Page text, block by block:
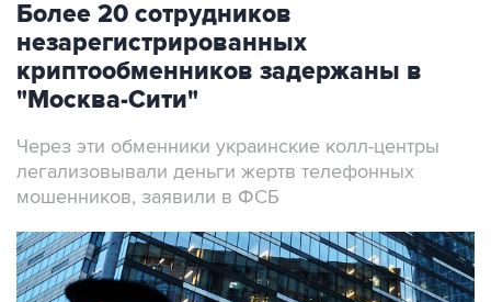
Более 20 сотрудников
незарегистрированных
криптообменников задержаны в
"Москва-Сити"
Через эти обменники украинские колл-центры
легализовывали деньги жертв телефонных
мошенников, заявили в ФСБ